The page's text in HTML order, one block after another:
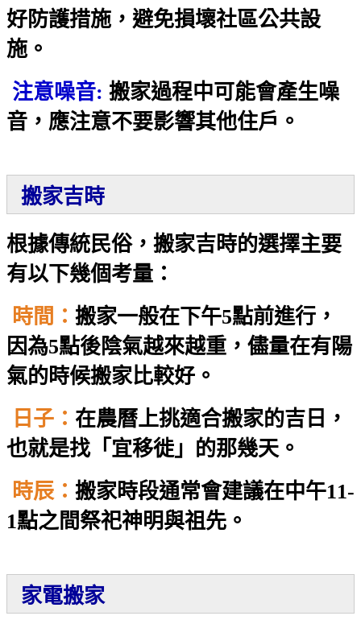
好防護措施，避免損壞社區公共設
施。
注意噪音: 搬家過程中可能會產生噪
音，應注意不要影響其他住戶。
搬家吉時
根據傳統民俗，搬家吉時的選擇主要
有以下幾個考量：
時間： 搬家一般在下午5點前進行，
因為5點後陰氣越來越重，儘量在有陽
氣的時候搬家比較好。
日子： 在農曆上挑適合搬家的吉日，
也就是找「宜移徙」的那幾天。
時辰： 搬家時段通常會建議在中午11-
1點之間祭祀神明與祖先。
家電搬家